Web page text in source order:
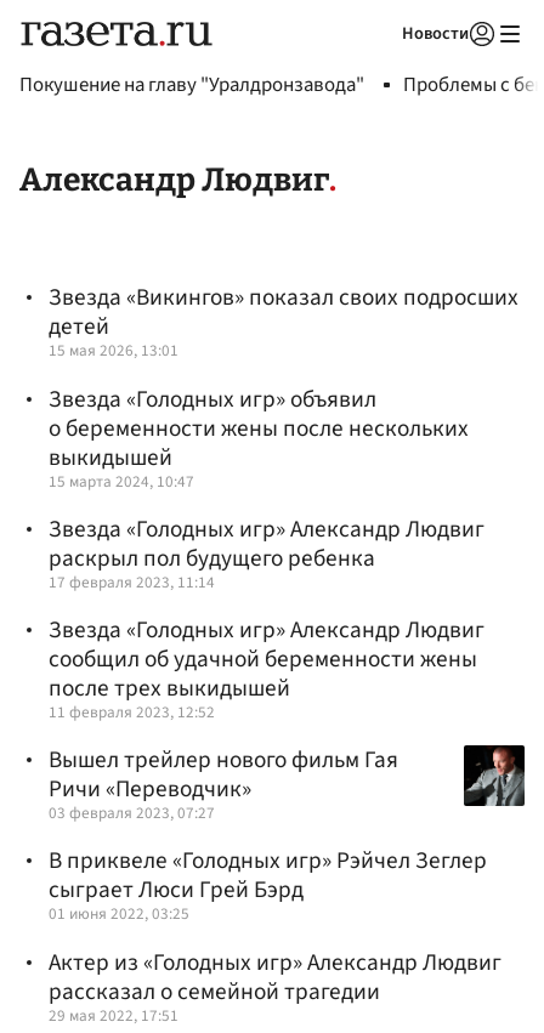
Новости
Покушение на главу "Уралдронзавода" Проблемы с
Александр Людвиг
Звезда «Викингов» показал своих подросших
детей
15 мая 2026, 13:01
Звезда «Голодных игр» объявил
о беременности жены после нескольких
выкидышей
15 марта 2024, 10:47
Звезда «Голодных игр» Александр Людвиг
раскрыл пол будущего ребенка
17 февраля 2023, 11:14
Звезда «Голодных игр» Александр Людвиг
сообщил об удачной беременности жены
после трех выкидышей
11 февраля 2023, 12:52
Вышел трейлер нового фильм Гая
Ричи «Переводчик»
03 февраля 2023, 07:27
В приквеле «Голодных игр» Рэйчел Зеглер
сыграет Люси Грей Бэрд
01 июня 2022, 03:25
Актер из «Голодных игр» Александр Людвиг
рассказал о семейной трагедии
29 мая 2022, 17:51